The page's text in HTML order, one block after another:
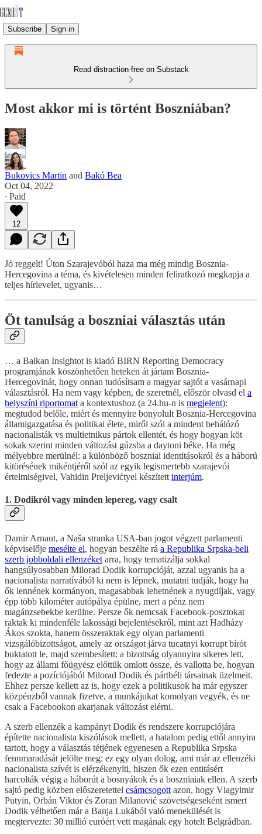
Subscribe Sign in
Read distraction-free on Substack
Most akkor mi is történt Boszniában?
Bukovics Martin and Bakó Bea
Oct 04, 2022
∙ Paid
12
Jó reggelt! Úton Szarajevóból haza ma még mindig Bosznia-
Hercegovina a téma, és kivételesen minden feliratkozó megkapja a
teljes hírlevelet, ugyanis…
Öt tanulság a boszniai választás után
… a Balkan Insightot is kiadó BIRN Reporting Democracy
programjának köszönhetően heteken át jártam Bosznia-
Hercegovinát, hogy onnan tudósítsam a magyar sajtót a vasárnapi
választásról. Ha nem vagy képben, de szeretnél, először olvasd el a
helyszíni riportomat a kontextushoz (a 24.hu-n is megjelent):
megtudod belőle, miért és mennyire bonyolult Bosznia-Hercegovina
államigazgatása és politikai élete, miről szól a mindent behálózó
nacionalisták vs multietnikus pártok ellentét, és hogy hogyan köt
sokak szerint minden változást gúzsba a daytoni béke. Ha még
mélyebbre merülnél: a különböző boszniai identitásokról és a háború
kitörésének mikéntjéről szól az egyik legismertebb szarajevói
értelmiségivel, Vahidin Preljevićtyel készített interjúm.
1. Dodikról vagy minden lepereg, vagy csalt
Damir Arnaut, a Naša stranka USA-ban jogot végzett parlamenti
képviselője mesélte el, hogyan beszélte rá a Republika Srpska-beli
szerb jobboldali ellenzéket arra, hogy tematizálja sokkal
hangsúlyosabban Milorad Dodik korrupcióját, azzal ugyanis ha a
nacionalista narratívából ki nem is lépnek, mutatni tudják, hogy ha
ők lennének kormányon, magasabbak lehetnének a nyugdíjak, vagy
épp több kilométer autópálya épülne, mert a pénz nem
magánzsebekbe kerülne. Persze ők nemcsak Facebook-posztokat
raktak ki mindenféle lakossági bejelentésekről, mint azt Hadházy
Ákos szokta, hanem összeraktak egy olyan parlamenti
vizsgálóbizottságot, amely az országot járva tucatnyi korrupt bírót
buktatott le, majd szembesített: a bizottság olyannyira sikeres lett,
hogy az állami főügyész előttük omlott össze, és vallotta be, hogyan
fedezte a pozíciójából Milorad Dodik és pártbéli társainak üzelmeit.
Ehhez persze kellett az is, hogy ezek a politikusok ha már egyszer
közpénzből vannak fizetve, a munkájukat komolyan vegyék, és ne
csak a Facebookon akarjanak változást elérni.
A szerb ellenzék a kampányt Dodik és rendszere korrupciójára
építette nacionalista kiszólások mellett, a hatalom pedig ettől annyira
tartott, hogy a választás tétjének egyenesen a Republika Srpska
fennmaradását jelölte meg: ez egy olyan dolog, ami már az ellenzéki
nacionalista szívét is elérzékenyíti, hiszen ők ezen entitásért
harcolták végig a háborút a bosnyákok és a boszniaiak ellen. A szerb
sajtó pedig közben előszeretettel csámcsogott azon, hogy Vlagyimir
Putyin, Orbán Viktor és Zoran Milanović szövetségeseként ismert
Dodik vélhetően már a Banja Lukából való menekülését is
megtervezte: 30 millió euróért vett magának egy hotelt Belgrádban.